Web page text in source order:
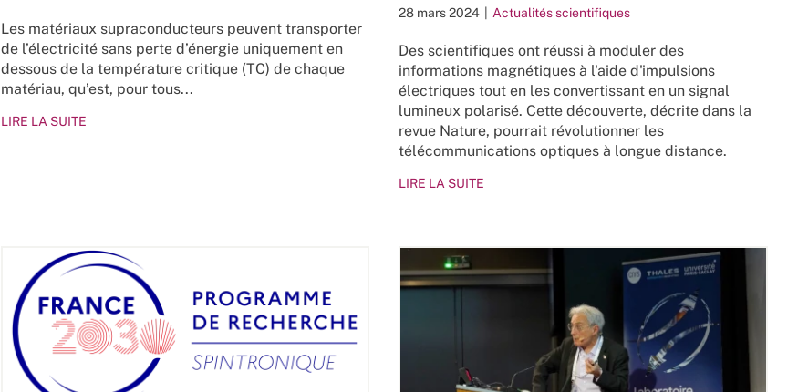
Les matériaux supraconducteurs peuvent transporter
de l’électricité sans perte d’énergie uniquement en
dessous de la température critique (TC) de chaque
matériau, qu’est, pour tous...
LIRE LA SUITE
28 mars 2024 Actualités scientifiques
Des scientifiques ont réussi à moduler des
informations magnétiques à l'aide d'impulsions
électriques tout en les convertissant en un signal
lumineux polarisé. Cette découverte, décrite dans la
revue Nature, pourrait révolutionner les
télécommunications optiques à longue distance.
LIRE LA SUITE